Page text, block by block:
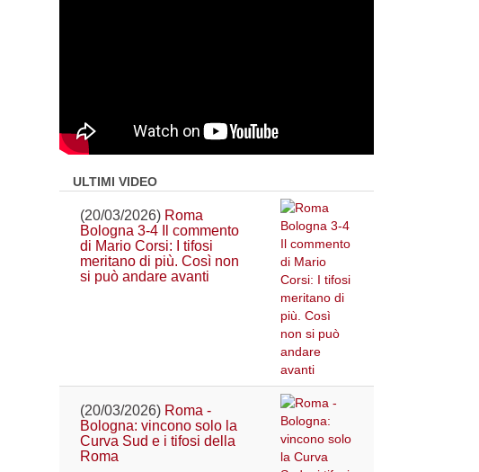
ULTIMI VIDEO
(20/03/2026) Roma
Bologna 3-4 Il commento
di Mario Corsi: I tifosi
meritano di più. Così non
si può andare avanti
(20/03/2026) Roma -
Bologna: vincono solo la
Curva Sud e i tifosi della
Roma